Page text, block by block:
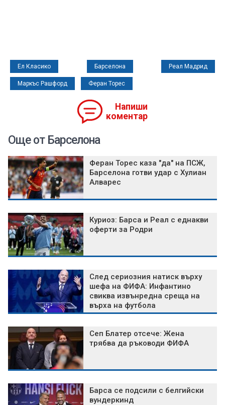
Ел Класико Барселона Реал Мадрид
Маркъс Рашфорд Феран Торес
Напиши
коментар
Още от Барселона
Феран Торес каза "да" на ПСЖ,
Барселона готви удар с Хулиан
Алварес
Куриоз: Барса и Реал с еднакви
оферти за Родри
След сериозния натиск върху
шефа на ФИФА: Инфантино
свиква извънредна среща на
върха на футбола
Сеп Блатер отсече: Жена
трябва да ръководи ФИФА
Барса се подсили с белгийски
вундеркинд